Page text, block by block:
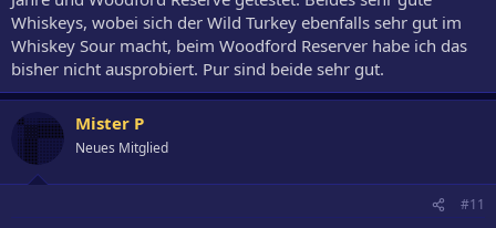
Whiskeys, wobei sich der Wild Turkey ebenfalls sehr gut im
Whiskey Sour macht, beim Woodford Reserver habe ich das
bisher nicht ausprobiert. Pur sind beide sehr gut.
Mister P
Neues Mitglied
#11